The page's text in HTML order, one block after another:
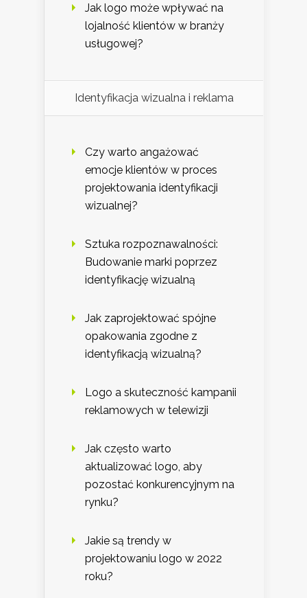
Jak logo może wpływać na
lojalność klientów w branży
usługowej?
Identyfikacja wizualna i reklama
Czy warto angażować
emocje klientów w proces
projektowania identyfikacji
wizualnej?
Sztuka rozpoznawalności:
Budowanie marki poprzez
identyfikację wizualną
Jak zaprojektować spójne
opakowania zgodne z
identyfikacją wizualną?
Logo a skuteczność kampanii
reklamowych w telewizji
Jak często warto
aktualizować logo, aby
pozostać konkurencyjnym na
rynku?
Jakie są trendy w
projektowaniu logo w 2022
roku?